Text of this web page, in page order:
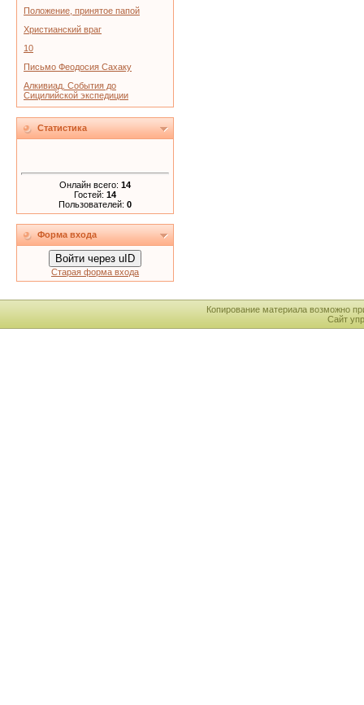
Положение, принятое папой
Христианский враг
10
Письмо Феодосия Сахаку
Алкивиад. События до
Сицилийской экспедиции
Статистика
Онлайн всего: 14
Гостей: 14
Пользователей: 0
Форма входа
Войти через uID
Старая форма входа
Копирование материала возможно
Сайт